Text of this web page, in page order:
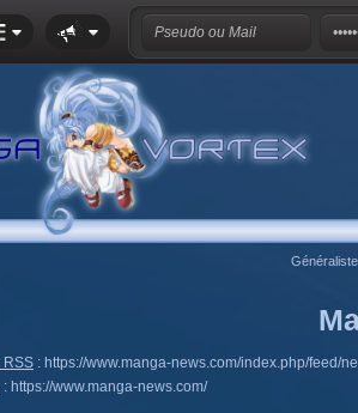
RSS : https://www.manga-news.com/index.php/feed/
: https://www.manga-news.com/